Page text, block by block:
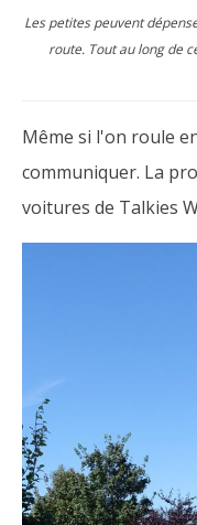
Les petites peuvent
route. Tout au long de
Même si l'on roule
communiquer. La
voitures de Talkies